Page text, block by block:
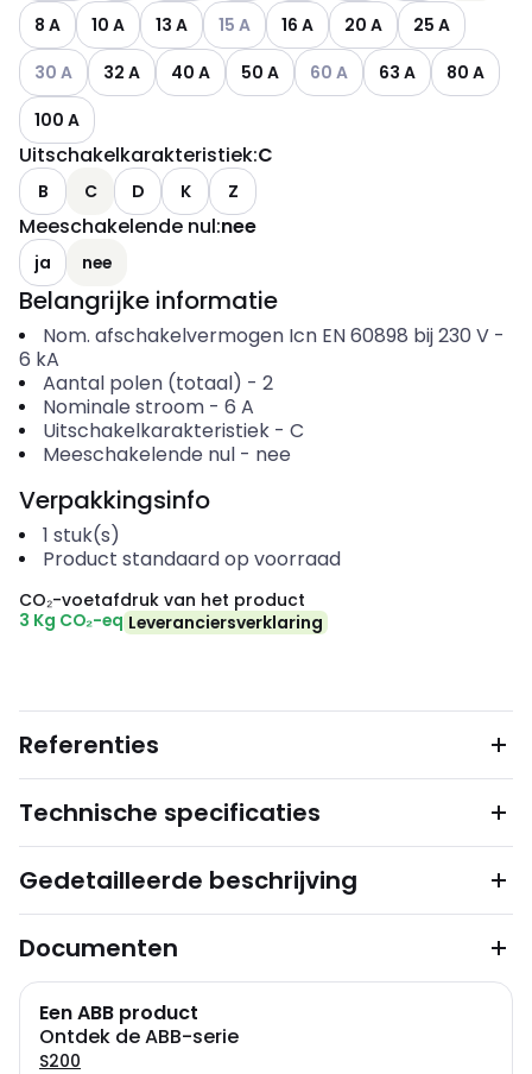
8 A
10 A 13 A Andere varianten (Huidige combinatie
15 A 16 A 20 A
25 A
Andere varianten (Huidige combinatie niet mogelijk)
30 A 32 A 40 A 50 A Andere varianten (Huidige
60 A 63 A
80 A
100 A
Uitschakelkarakteristiek:C
B C D K Z
Meeschakelende nul:nee
ja nee
Belangrijke informatie
Nom. afschakelvermogen Icn EN 60898 bij 230 V-
6 kA
Aantal polen (totaal) - 2
Nominale stroom- 6 A
Uitschakelkarakteristiek- C
Meeschakelende nul- nee
Verpakkingsinfo
1 stuk(s)
Product standaard op voorraad
CO₂-voetafdruk van het product
3 Kg CO₂-eq Leveranciersverklaring
Referenties
Technische specificaties
Gedetailleerde beschrijving
Documenten
Een ABB product
Ontdek de ABB-serie
S200